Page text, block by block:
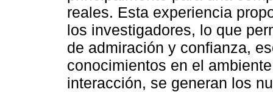
reales. Esta experiencia
los investigadores, lo que
de admiración y confianza,
conocimientos en el
interacción, se generan los